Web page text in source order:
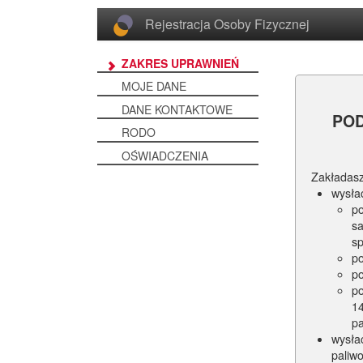
Rejestracja Osoby Fizycznej
ZAKRES UPRAWNIEŃ
MOJE DANE
DANE KONTAKTOWE
RODO
OŚWIADCZENIA